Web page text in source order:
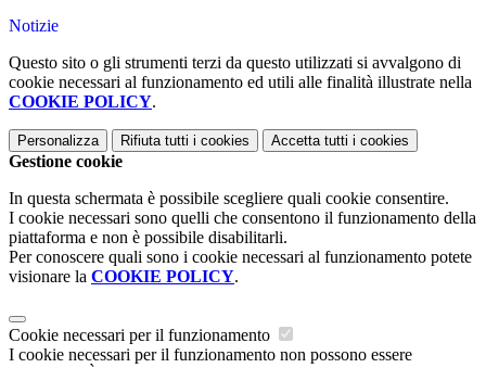
Notizie
Questo sito o gli strumenti terzi da questo utilizzati si avvalgono di
cookie necessari al funzionamento ed utili alle finalità illustrate nella
COOKIE POLICY.
Personalizza Rifiuta tutti i cookies Accetta tutti i cookies
Gestione cookie
In questa schermata è possibile scegliere quali cookie consentire.
I cookie necessari sono quelli che consentono il funzionamento della
piattaforma e non è possibile disabilitarli.
Per conoscere quali sono i cookie necessari al funzionamento potete
visionare la COOKIE POLICY.
Cookie necessari per il funzionamento
I cookie necessari per il funzionamento non possono essere